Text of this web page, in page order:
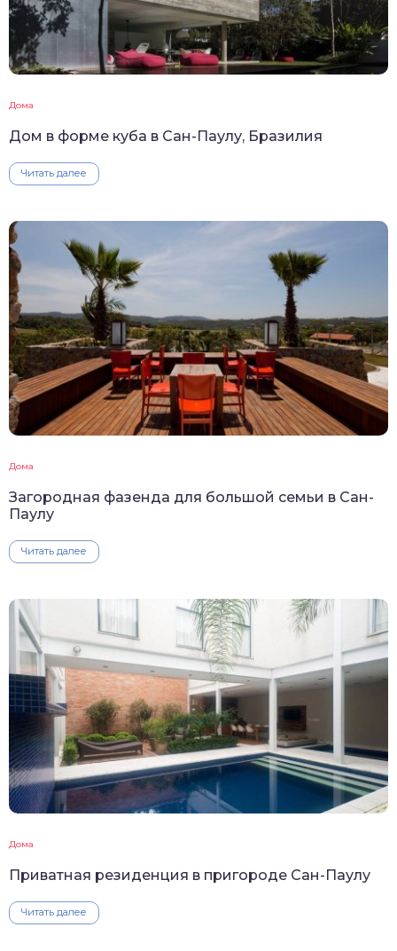
Дома
Дом в форме куба в Сан-Паулу, Бразилия
Читать далее
Дома
Загородная фазенда для большой семьи в Сан-
Паулу
Читать далее
Дома
Приватная резиденция в пригороде Сан-Паулу
Читать далее